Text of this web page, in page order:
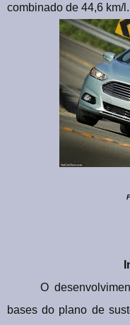
combinado de 44,6 km/l.
O
bases do plano de